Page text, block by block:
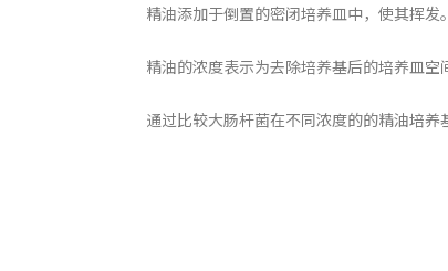
精油添加于倒置的密闭培养皿中，使其挥
精油的浓度表示为去除培养基后的培养皿空
通过比较大肠杆菌在不同浓度的的精油培养